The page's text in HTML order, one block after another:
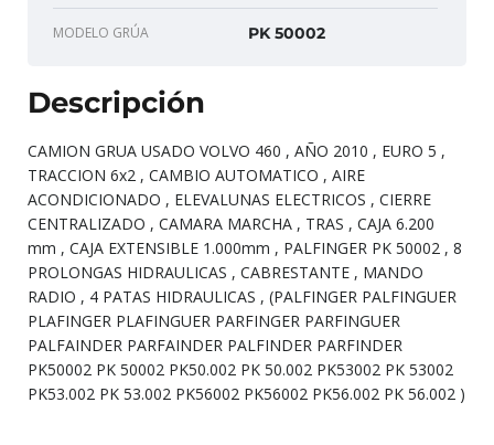
MODELO GRÚA PK 50002
Descripción
CAMION GRUA USADO VOLVO 460 , AÑO 2010 , EURO 5 ,
TRACCION 6x2 , CAMBIO AUTOMATICO , AIRE
ACONDICIONADO , ELEVALUNAS ELECTRICOS , CIERRE
CENTRALIZADO , CAMARA MARCHA , TRAS , CAJA 6.200
mm , CAJA EXTENSIBLE 1.000mm , PALFINGER PK 50002 , 8
PROLONGAS HIDRAULICAS , CABRESTANTE , MANDO
RADIO , 4 PATAS HIDRAULICAS , (PALFINGER PALFINGUER
PLAFINGER PLAFINGUER PARFINGER PARFINGUER
PALFAINDER PARFAINDER PALFINDER PARFINDER
PK50002 PK 50002 PK50.002 PK 50.002 PK53002 PK 53002
PK53.002 PK 53.002 PK56002 PK56002 PK56.002 PK 56.002 )